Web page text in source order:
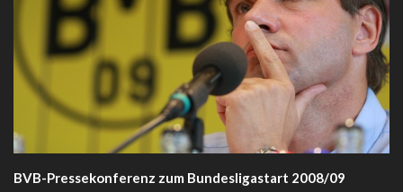
BVB-Pressekonferenz zum Bundesligastart 2008/09